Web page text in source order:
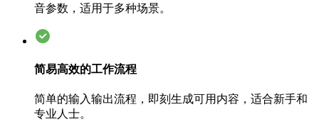
音参数，适用于多种场景。
简易高效的工作流程
简单的输入输出流程，即刻生成可用内容，适合新手和
专业人士。